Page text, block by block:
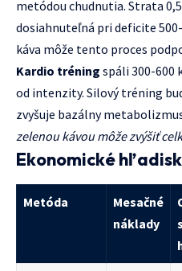
metódou chudnutia. Strata
dosiahnuteľná pri deficite
káva môže tento proces
Kardio tréning spáli 300-600
od intenzity. Silový tréning
zvyšuje bazálny
zelenou kávou môže zvýšiť
Ekonomické
Metóda
Mesačné
náklady